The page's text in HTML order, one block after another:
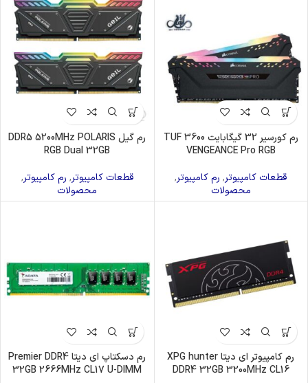
رم کورسیر 32 گیگابایت TUF 3600
VENGEANCE Pro RGB
قطعات کامپیوتر, رم کامپیوتر,
محصولات
رم گیل DDR5 5200MHz POLARIS
RGB Dual 32GB
قطعات کامپیوتر, رم کامپیوتر,
محصولات
رم کامپیوتر ای دیتا XPG hunter
DDR4 32GB 3200MHz CL16
رم دسکتاپ ای دیتا Premier DDR4
32GB 2666MHz CL17 U-DIMM